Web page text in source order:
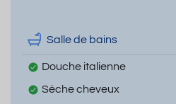
Salle de bains
Douche italienne
Sèche cheveux